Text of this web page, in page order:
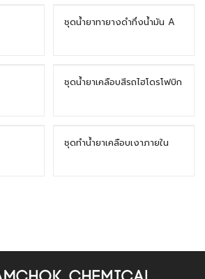
ชุดน้ำยาทายางดำกึ่งน้ำมัน A
ชุดน้ำยาเคลือบสีรถไฮโดรโฟบิก
ชุดทำน้ำยาเคลือบเงาภายใน